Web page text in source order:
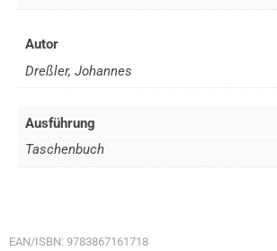
Autor
Dreßler, Johannes
Ausführung
Taschenbuch
EAN/ISBN: 9783867161718